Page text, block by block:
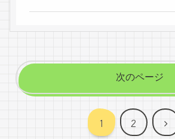
次のページ
1 2
次